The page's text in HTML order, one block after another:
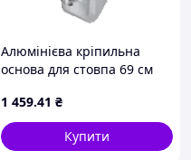
Алюмінієва кріпильна
основа для стовпа 69 см
1 459.41 ₴
Купити